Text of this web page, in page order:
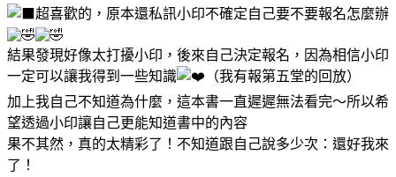
超喜歡的，原本還私訊小印不確定自己要不要報名怎麼辦
結果發現好像太打擾小印，後來自己決定報名，因為相信小印
一定可以讓我得到一些知識
（我有報第五堂的回放）
加上我自己不知道為什麼，這本書一直遲遲無法看完～所以希
望透過小印讓自己更能知道書中的內容
果不其然，真的太精彩了！不知道跟自己說多少次：還好我來
了！